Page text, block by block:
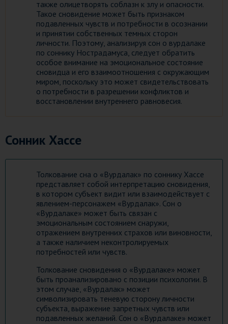
также олицетворять соблазн к злу и опасности.
Такое сновидение может быть признаком
подавленных чувств и потребности в осознании
и принятии собственных темных сторон
личности. Поэтому, анализируя сон о вурдалаке
по соннику Нострадамуса, следует обратить
особое внимание на эмоциональное состояние
сновидца и его взаимоотношения с окружающим
миром, поскольку это может свидетельствовать
о потребности в разрешении конфликтов и
восстановлении внутреннего равновесия.
Сонник Хассе
Толкование сна о «Вурдалак» по соннику Хассе
представляет собой интерпретацию сновидения,
в котором субъект видит или взаимодействует с
явлением-персонажем «Вурдалак». Сон о
«Вурдалаке» может быть связан с
эмоциональным состоянием снаружи,
отражением внутренних страхов или виновности,
а также наличием неконтролируемых
потребностей или чувств.
Толкование сновидения о «Вурдалаке» может
быть проанализировано с позиции психологии. В
этом случае, «Вурдалак» может
символизировать теневую сторону личности
субъекта, выражение запретных чувств или
подавленных желаний. Сон о «Вурдалаке» может